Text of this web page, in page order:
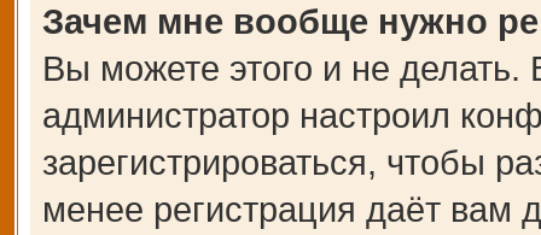
Зачем мне вообще нужно
Вы можете этого и не делать.
администратор настроил
зарегистрироваться, чтобы
менее регистрация даёт вам